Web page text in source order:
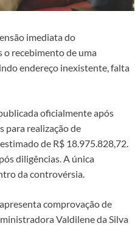
imediata do
o recebimento de uma
endereço inexistente, falta
oficialmente após
para realização de
de R$ 18.975.828,72.
diligências. A única
da controvérsia.
comprovação de
Valdilene da Silva